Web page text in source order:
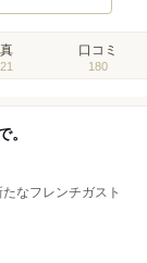
口コミ
180
。
なフレンチガスト